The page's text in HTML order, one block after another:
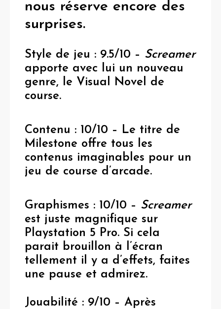
nous réserve encore des
surprises.
Style de jeu : 9.5/10 – Screamer
apporte avec lui un nouveau
genre, le Visual Novel de
course.
Contenu : 10/10 – Le titre de
Milestone offre tous les
contenus imaginables pour un
jeu de course d’arcade.
Graphismes : 10/10 – Screamer
est juste magnifique sur
Playstation 5 Pro. Si cela
parait brouillon à l’écran
tellement il y a d’effets, faites
une pause et admirez.
Jouabilité : 9/10 – Après